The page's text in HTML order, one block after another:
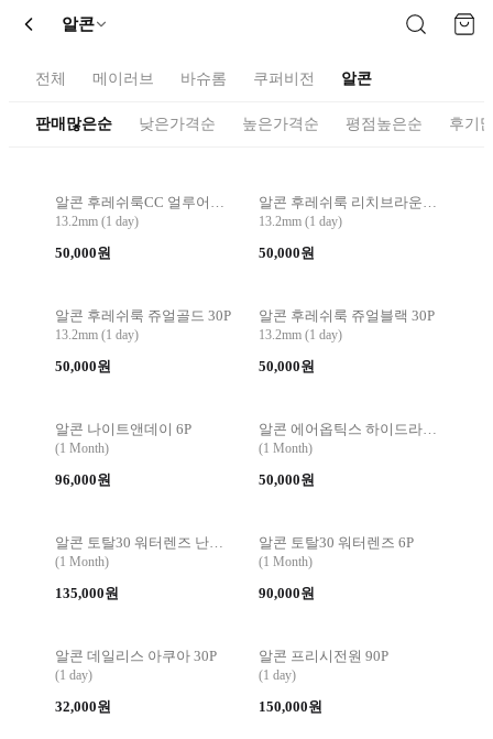
알콘
전체 메이러브 바슈롬 쿠퍼비전 알콘
판매많은순 낮은가격순 높은가격순 평점높은순 후기
알콘 후레쉬룩CC 얼루어그레이 30P
13.2mm (1 day)
50,000원
알콘 후레쉬룩 리치브라운 30P
13.2mm (1 day)
50,000원
알콘 후레쉬룩 쥬얼골드 30P
13.2mm (1 day)
50,000원
알콘 후레쉬룩 쥬얼블랙 30P
13.2mm (1 day)
50,000원
알콘 나이트앤데이 6P
(1 Month)
96,000원
알콘 에어옵틱스 하이드라 6P
(1 Month)
50,000원
알콘 토탈30 워터렌즈 난시 6P
(1 Month)
135,000원
알콘 토탈30 워터렌즈 6P
(1 Month)
90,000원
알콘 데일리스 아쿠아 30P
(1 day)
32,000원
알콘 프리시전원 90P
(1 day)
150,000원